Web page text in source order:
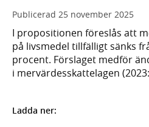
Publicerad 25 november 2025
I propositionen föreslås att
på livsmedel tillfälligt sänks
procent. Förslaget medför
i mervärdesskattelagen
Ladda ner: